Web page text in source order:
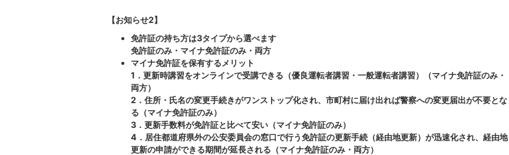
【お知らせ2】
免許証の持ち方は3タイプから選べます
免許証のみ・マイナ免許証のみ・両方
マイナ免許証を保有するメリット
1．更新時講習をオンラインで受講できる（優良運転者講習・一般運転者講習）（マイナ免許証のみ・
両方）
2．住所・氏名の変更手続きがワンストップ化され、市町村に届け出れば警察への変更届出が不要とな
る（マイナ免許証のみ）
3．更新手数料が免許証と比べて安い（マイナ免許証のみ）
4．居住都道府県外の公安委員会の窓口で行う免許証の更新手続（経由地更新）が迅速化され、経由地
更新の申請ができる期間が延長される（マイナ免許証のみ・両方）